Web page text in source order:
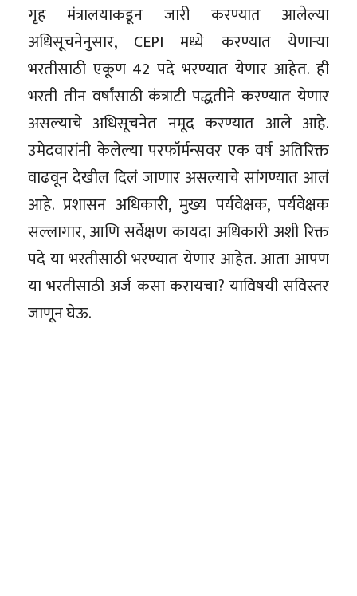
गृह मंत्रालयाकडून जारी करण्यात आलेल्या
अधिसूचनेनुसार, CEPI मध्ये करण्यात येणाऱ्या
भरतीसाठी एकूण 42 पदे भरण्यात येणार आहेत. ही
भरती तीन वर्षांसाठी कंत्राटी पद्धतीने करण्यात येणार
असल्याचे अधिसूचनेत नमूद करण्यात आले आहे.
उमेदवारांनी केलेल्या परफॉर्मन्सवर एक वर्ष अतिरिक्त
वाढवून देखील दिलं जाणार असल्याचे सांगण्यात आलं
आहे. प्रशासन अधिकारी, मुख्य पर्यवेक्षक, पर्यवेक्षक
सल्लागार, आणि सर्वेक्षण कायदा अधिकारी अशी रिक्त
पदे या भरतीसाठी भरण्यात येणार आहेत. आता आपण
या भरतीसाठी अर्ज कसा करायचा? याविषयी सविस्तर
जाणून घेऊ.